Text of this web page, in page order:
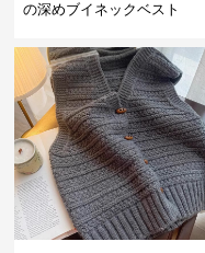
の深めブイネックベスト